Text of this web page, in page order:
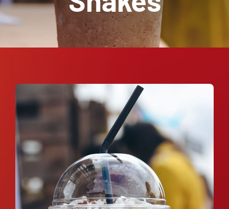
Contactez-Nous
Panier